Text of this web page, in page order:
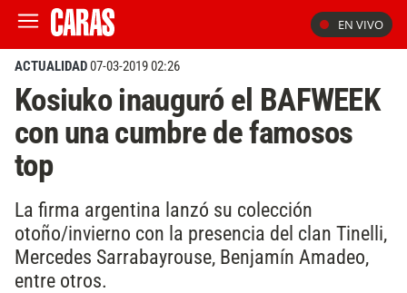
EN VIVO
ACTUALIDAD07-03-2019 02:26
Kosiuko inauguró el BAFWEEK
con una cumbre de famosos
top
La firma argentina lanzó su colección
otoño/invierno con la presencia del clan Tinelli,
Mercedes Sarrabayrouse, Benjamín Amadeo,
entre otros.